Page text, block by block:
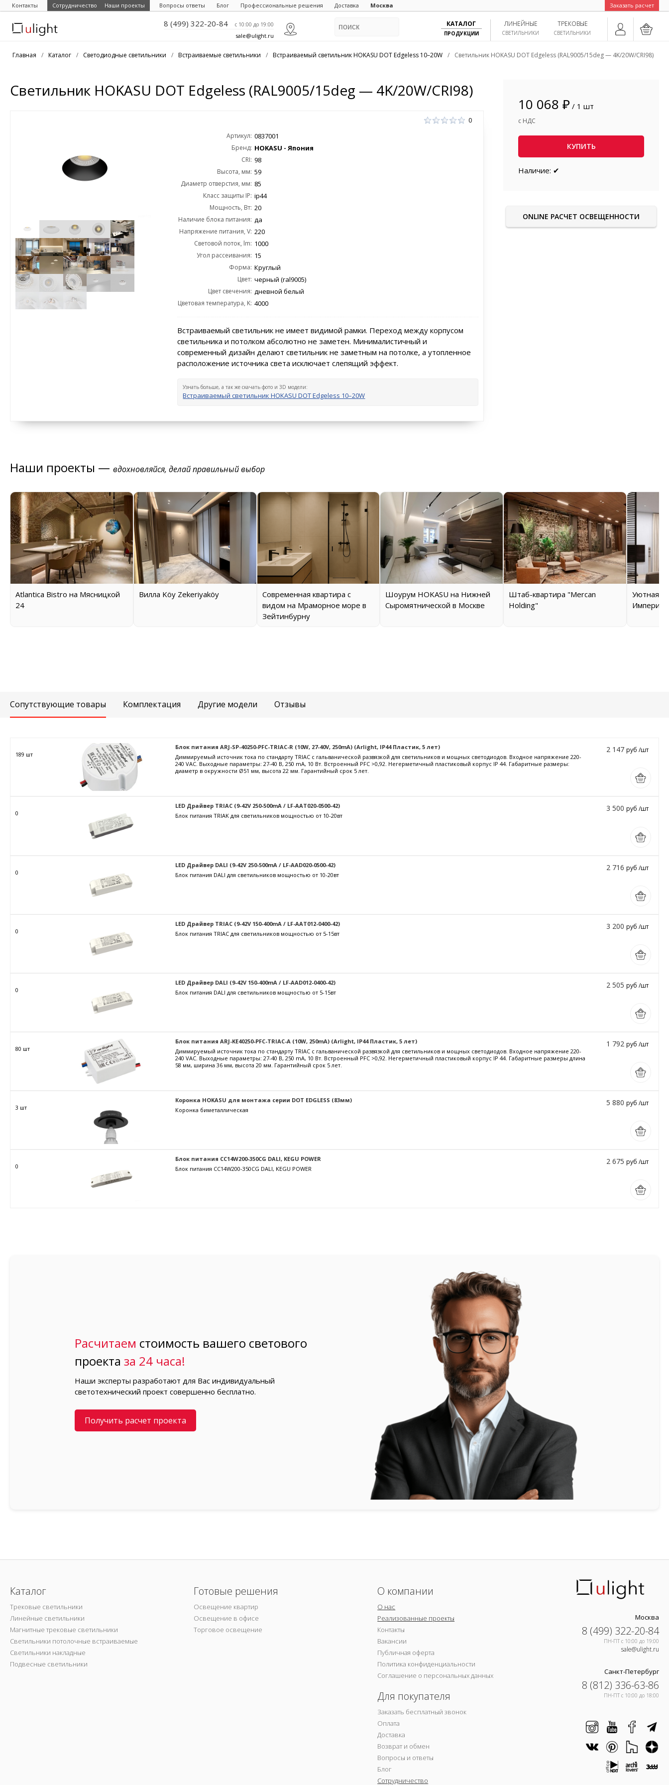
Контакты Сотрудничество Наши проекты Вопросы ответы Блог Профессиональные решения Доставка Москва Заказать расчет
8 (499) 322-20-84 c 10:00 до 19:00
sale@ulight.ru
ТРЕКОВЫЕ
СВЕТИЛЬНИКИ
ЛИНЕЙНЫЕ
СВЕТИЛЬНИКИ
КАТАЛОГ
ПРОДУКЦИИ
Главная / Каталог / Светодиодные светильники / Встраиваемые светильники / Встраиваемый светильник HOKASU DOT Edgeless 10–20W / Светильник HOKASU DOT Edgeless (RAL9005/15deg — 4K/20W/CRI98)
Светильник HOKASU DOT Edgeless (RAL9005/15deg — 4K/20W/CRI98)
0
Артикул: 0837001
Бренд: HOKASU - Япония
CRI: 98
Высота, мм: 59
Диаметр отверстия, мм: 85
Класс защиты IP: ip44
Мощность, Вт: 20
Наличие блока питания: да
Напряжение питания, V: 220
Световой поток, lm: 1000
Угол рассеивания: 15
Форма: Круглый
Цвет: черный (ral9005)
Цвет свечения: дневной белый
Цветовая температура, K: 4000
Встраиваемый светильник не имеет видимой рамки. Переход между корпусом
светильника и потолком абсолютно не заметен. Минималистичный и
современный дизайн делают светильник не заметным на потолке, а утопленное
расположение источника света исключает слепящий эффект.
Узнать больше, а так же скачать фото и 3D модели:
Встраиваемый светильник HOKASU DOT Edgeless 10–20W
10 068 ₽ / 1 шт
с НДС
КУПИТЬ
Наличие: ✔
ONLINE РАСЧЕТ ОСВЕЩЕННОСТИ
Наши проекты — вдохновляйся, делай правильный выбор
Atlantica Bistro на Мясницкой
24
Вилла Köy Zekeriyaköy
Современная квартира с
видом на Мраморное море в
Зейтинбурну
Шоурум HOKASU на Нижней
Сыромятнической в Москве
Штаб-квартира "Mercan
Holding"
Уютная
Империал
Сопутствующие товары Комплектация Другие модели Отзывы
189 шт
Блок питания ARJ-SP-40250-PFC-TRIAC-R (10W, 27-40V, 250mA) (Arlight, IP44 Пластик, 5 лет)
Диммируемый источник тока по стандарту TRIAC с гальванической развязкой для светильников и мощных светодиодов. Входное напряжение 220-
240 VAC. Выходные параметры: 27-40 В, 250 mА, 10 Вт. Встроенный PFC >0,92. Негерметичный пластиковый корпус IP 44. Габаритные размеры:
диаметр в окружности Ø51 мм, высота 22 мм. Гарантийный срок 5 лет.
2 147 руб /шт
0
LED Драйвер TRIAC (9-42V 250-500mA / LF-AAT020-0500-42)
Блок питания TRIAK для светильников мощностью от 10-20вт
3 500 руб /шт
0
LED Драйвер DALI (9-42V 250-500mA / LF-AAD020-0500-42)
Блок питания DALI для светильников мощностью от 10-20вт
2 716 руб /шт
0
LED Драйвер TRIAC (9-42V 150-400mA / LF-AAT012-0400-42)
Блок питания TRIAC для светильников мощностью от 5-15вт
3 200 руб /шт
0
LED Драйвер DALI (9-42V 150-400mA / LF-AAD012-0400-42)
Блок питания DALI для светильников мощностью от 5-15вт
2 505 руб /шт
80 шт
Блок питания ARJ-KE40250-PFC-TRIAC-A (10W, 250mA) (Arlight, IP44 Пластик, 5 лет)
Диммируемый источник тока по стандарту TRIAC с гальванической развязкой для светильников и мощных светодиодов. Входное напряжение 220-
240 VAC. Выходные параметры: 27-40 В, 250 mА, 10 Вт. Встроенный PFC >0,92. Негерметичный пластиковый корпус IP 44. Габаритные размеры длина
58 мм, ширина 36 мм, высота 20 мм. Гарантийный срок 5 лет.
1 792 руб /шт
3 шт
Коронка HOKASU для монтажа серии DOT EDGLESS (83мм)
Коронка биметаллическая
5 880 руб /шт
0
Блок питания CC14W200-350CG DALI, KEGU POWER
Блок питания CC14W200-350CG DALI, KEGU POWER
2 675 руб /шт
Расчитаем стоимость вашего светового
проектаза 24 часа!
Наши эксперты разработают для Вас индивидуальный
светотехнический проект совершенно бесплатно.
Получить расчет проекта
Каталог
Трековые светильники
Линейные светильники
Магнитные трековые светильники
Светильники потолочные встраиваемые
Светильники накладные
Подвесные светильники
Готовые решения
Освещение квартир
Освещение в офисе
Торговое освещение
О компании
О нас
Реализованные проекты
Контакты
Вакансии
Публичная оферта
Политика конфиденциальности
Соглашение о персональных данных
Для покупателя
Заказать бесплатный звонок
Оплата
Доставка
Возврат и обмен
Вопросы и ответы
Блог
Сотрудничество
Москва
8 (499) 322-20-84
ПН-ПТ c 10:00 до 19:00
sale@ulight.ru
Санкт-Петербург
8 (812) 336-63-86
ПН-ПТ c 10:00 до 18:00